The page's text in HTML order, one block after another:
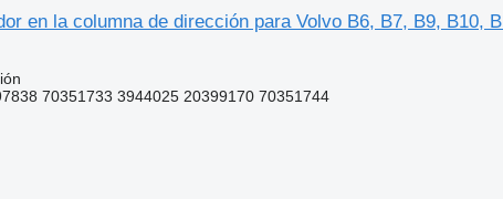
en la columna de dirección para Volvo B6, B7, B9, B10,
70351733 3944025 20399170 70351744